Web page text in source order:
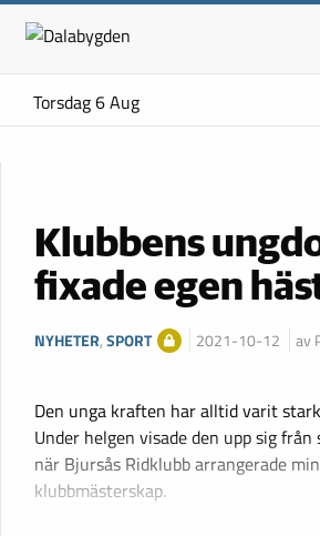
Torsdag 6 Aug
Klubbens
fixade egen
NYHETER,SPORT 2021-10-12 av
Den unga kraften har alltid varit
Under helgen visade den upp sig
när Bjursås Ridklubb arrangerade
klubbmästerskap.